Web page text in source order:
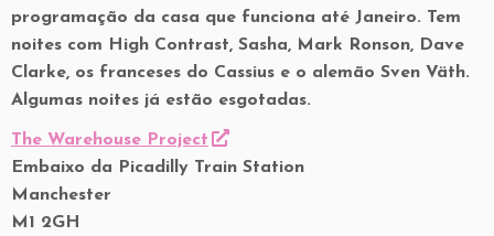
programação da casa que funciona até Janeiro. Tem
noites com High Contrast, Sasha, Mark Ronson, Dave
Clarke, os franceses do Cassius e o alemão Sven Väth.
Algumas noites já estão esgotadas.
The Warehouse Project
Embaixo da Picadilly Train Station
Manchester
M1 2GH